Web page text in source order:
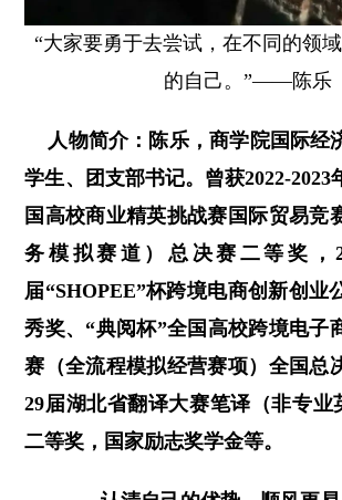
“大家要勇于去尝试，在不同的领
的自己。”——陈乐
人物简介：陈乐，商学院国际经
学生、团支部书记。曾获2022-2023
国高校商业精英挑战赛国际贸易竞
务模拟赛道）总决赛二等奖，
届“SHOPEE”杯跨境电商创新创业
秀奖、“典阅杯”全国高校跨境电子
赛（全流程模拟经营赛项）全国总
29届湖北省翻译大赛笔译（非专业
二等奖，国家励志奖学金等。